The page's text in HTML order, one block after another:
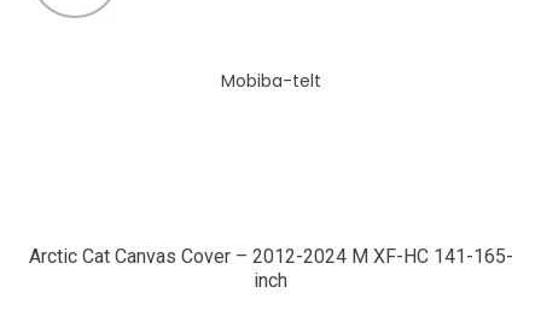
Arctic Cat Canvas Cover – 2012-2024 M XF-HC 141-165-
inch